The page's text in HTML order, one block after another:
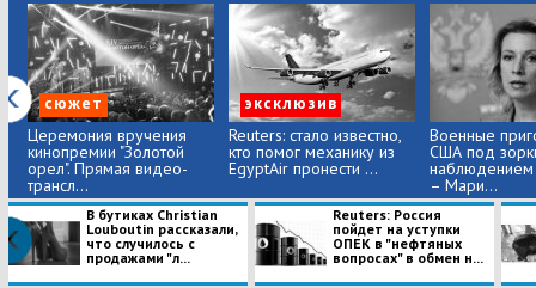
сюжет
Церемония вручения
кинопремии "Золотой
орел". Прямая видео-
трансл...
эксклюзив
Reuters: стало известно,
кто помог механику из
EgyptAir пронести ...
Военные
США под
наблюдением
– Мари...
В бутиках Christian
Louboutin рассказали,
что случилось с
продажами "л...
Reuters: Россия
пойдет на уступки
ОПЕК в "нефтяных
вопросах" в обмен н...